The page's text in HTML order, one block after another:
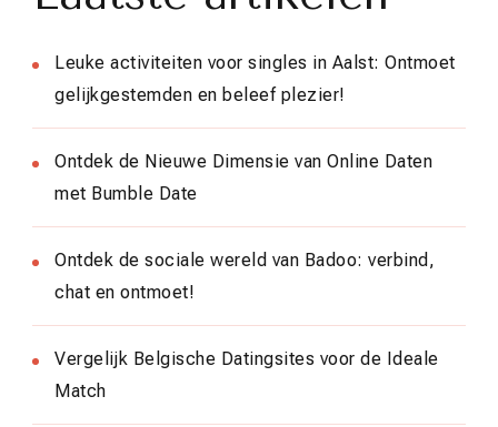
Leuke activiteiten voor singles in Aalst: Ontmoet
gelijkgestemden en beleef plezier!
Ontdek de Nieuwe Dimensie van Online Daten
met Bumble Date
Ontdek de sociale wereld van Badoo: verbind,
chat en ontmoet!
Vergelijk Belgische Datingsites voor de Ideale
Match